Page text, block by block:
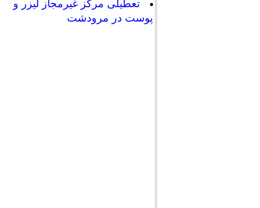
تعطیلی مرکز غیرمجاز لیزر و
پوست در مرودشت